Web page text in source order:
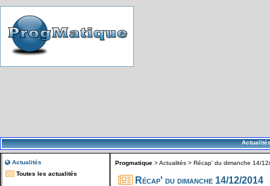
Actualités
Toutes les actualités
Progmatique >Actualités > Récap' du dimanche 14/
Récap' du dimanche 14/12/2014